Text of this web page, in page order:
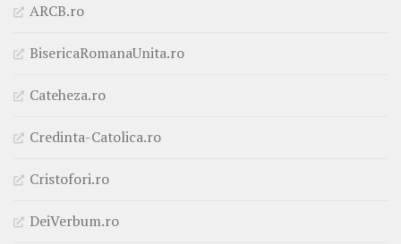
ARCB.ro
BisericaRomanaUnita.ro
Cateheza.ro
Credinta-Catolica.ro
Cristofori.ro
DeiVerbum.ro